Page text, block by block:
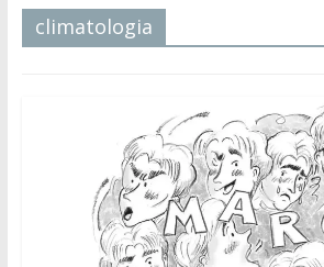
climatologia